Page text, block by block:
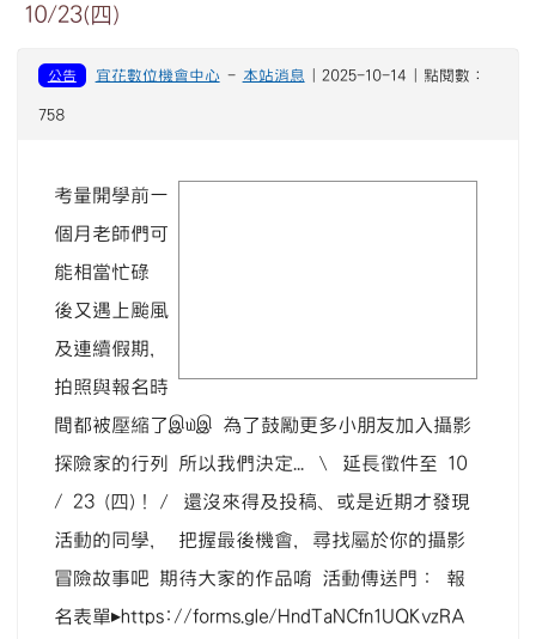
10/23(四)
公告 宜花數位機會中心 - 本站消息 | 2025-10-14 | 點閱數：
758
考量開學前一
個月老師們可
能相當忙碌
後又遇上颱風
及連續假期，
拍照與報名時
間都被壓縮了இ௰இ 為了鼓勵更多小朋友加入攝影
探險家的行列 所以我們決定... ＼ 延長徵件至 10
/ 23 (四)！／ 還沒來得及投稿、或是近期才發現
活動的同學， 把握最後機會，尋找屬於你的攝影
冒險故事吧 期待大家的作品唷 活動傳送門： 報
名表單▸https://forms.gle/HndTaNCfn1UQKvzRA